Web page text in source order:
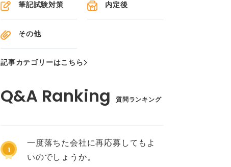
筆記試験対策 内定後
その他
記事カテゴリーはこちら
質問ランキング
1
一度落ちた会社に再応募してもよ
いのでしょうか。